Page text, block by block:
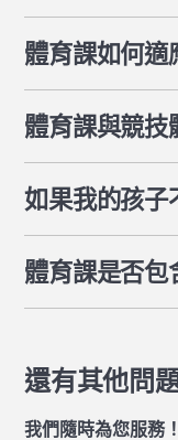
兒園和小學階段，
體育課如何適
為準備好進一步挑
功參與，並從各自
體育課與競技
一。課程重點在於
接受訓練並參加團
發現自己喜歡的運
整詳情請參閱下方
如果我的孩子
懼。溫水 0.8 公尺
體育課是否包
還有其他問
我們隨時為您服務！